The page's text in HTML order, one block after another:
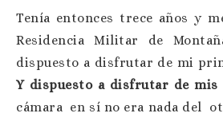
Tenía entonces trece años y
Residencia Militar de
dispuesto a disfrutar de mi
Y dispuesto a disfrutar de
cámara en sí no era nada del